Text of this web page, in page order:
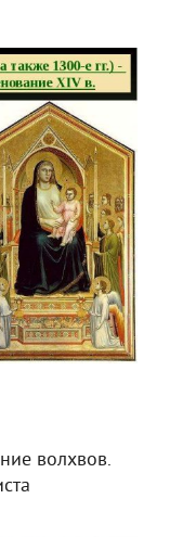
волхвов.